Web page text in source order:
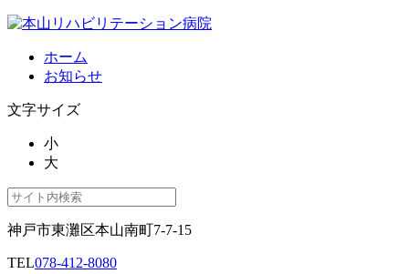
ホーム
お知らせ
文字サイズ
小
大
神戸市東灘区本山南町7-7-15
TEL078-412-8080